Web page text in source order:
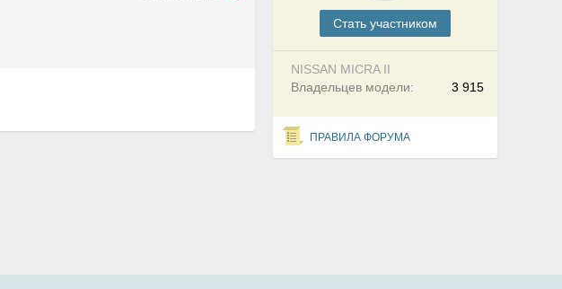
Cтать участником
NISSAN MICRA II
3 915
Владельцев модели:
ПРАВИЛА ФОРУМА